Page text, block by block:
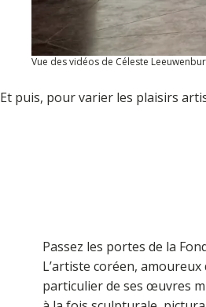
Vue des vidéos de Céleste
Et puis, pour varier les plaisirs
Passez les portes de la
L’artiste coréen, amoureux
particulier de ses œuvres